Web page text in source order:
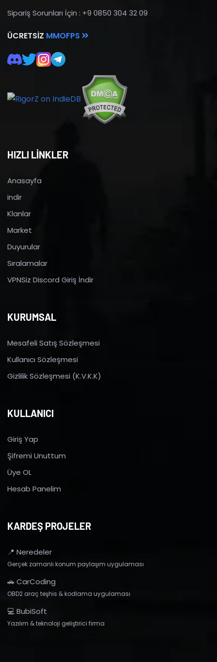
Sipariş Sorunları İçin : +9 0850 304 32 09
ÜCRETSIZ MMOFPS
HIZLI LİNKLER
Anasayfa
indir
Klanlar
Market
Duyurular
Sıralamalar
VPNSiz Discord Giriş İndir
KURUMSAL
Mesafeli Satış Sözleşmesi
Kullanıcı Sözleşmesi
Gizlilik Sözleşmesi (K.V.K.K)
KULLANICI
Giriş Yap
Şifremi Unuttum
Üye OL
Hesab Panelim
KARDEŞ PROJELER
📍 Neredeler
Gerçek zamanlı konum paylaşım uygulaması
🚗 CarCoding
OBD2 araç teşhis & kodlama uygulaması
💻 BubiSoft
Yazılım & teknoloji geliştirici firma